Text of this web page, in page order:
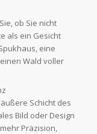
ob Sie nicht
als ein Gesicht
eine
Wald voller
Schicht des
Bild oder Design
Präzision,